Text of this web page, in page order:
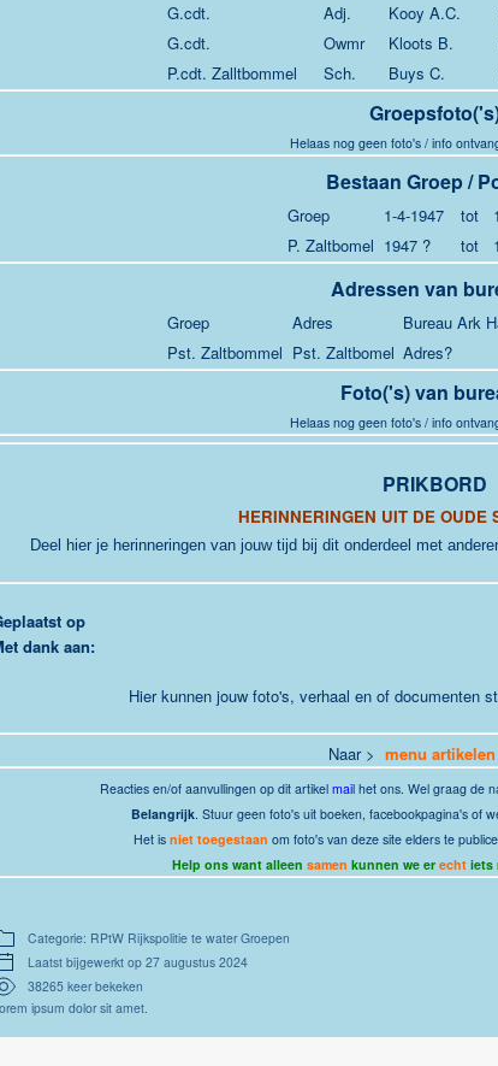
G.cdt. Adj. Kooy A.C.
G.cdt.
Owmr Kloots B.
P.cdt. Zalltbommel
Sch. Buys C.
Helaas nog geen foto's / info
Bestaan Groep /
Groep 1-4-1947 tot
P. Zaltbomel 1947 ? tot
Adressen van
Groep Adres Bureau Ark
Pst. Zaltbommel Pst. Zaltbomel Adres?
Foto('s) van
Helaas nog geen foto's / info
PRIKBORD
HERINNERINGEN UIT DE OUDE
Deel hier je herinneringen van jouw tijd bij dit onderdeel met
eplaatst op
dank aan:
Hier kunnen jouw foto's, verhaal en of documenten
Naar > menu artikelen
Reactiesen/of aanvullingen op dit artikel mail het ons. Wel graag de
Belangrijk. Stuur geen foto's uit boeken, facebookpagina's of
Het is niet toegestaan om foto's van deze site elders te
Help ons want alleen samen kunnen we er echtiets
Categorie: RPtW Rijkspolitie te water Groepen
Laatst bijgewerkt op 27 augustus 2024
38265 keer bekeken
ipsum dolor sit amet.